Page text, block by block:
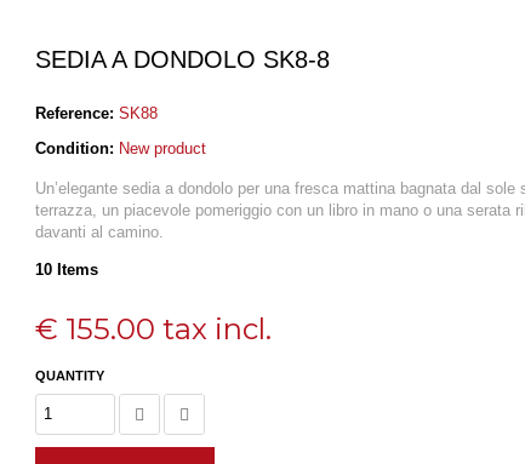
SEDIA A DONDOLO SK8-8
Reference: SK88
Condition: New product
Un’elegante sedia a dondolo per una fresca mattina bagnata dal sole
terrazza, un piacevole pomeriggio con un libro in mano o una serata
davanti al camino.
10 Items
€ 155.00 tax incl.
QUANTITY